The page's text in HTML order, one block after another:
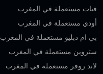
فيات مستعملة في المغرب
أودي مستعملة في المغرب
بي ام دبليو مستعملة في المغرب
ستروين مستعملة في المغرب
لاند روفر مستعملة في المغرب